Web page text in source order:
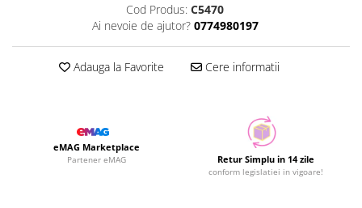
Cod Produs: C5470
Ai nevoie de ajutor? 0774980197
Adauga la Favorite Cere informatii
eMAG Marketplace
Partener eMAG Retur Simplu in 14 zile
conform legislatiei in vigoare!